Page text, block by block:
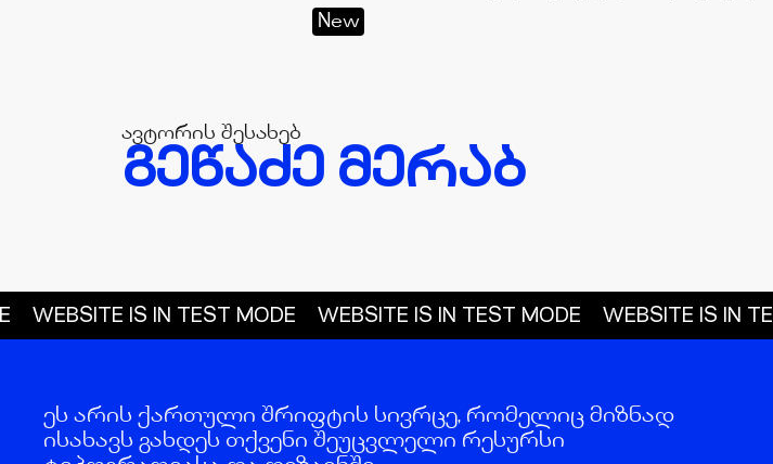
New
ავტორის შესახებ
ᲒᲔᲬᲐᲫᲔ ᲛᲔᲠᲐᲑ
WEBSITE IS IN TEST MODE WEBSITE IS IN TEST MODE WEBSITE IS IN TEST
ეს არის ქართული შრიფტის სივრცე, რომელიც მიზნად
ისახავს გახდეს თქვენი შეუცვლელი რესურსი